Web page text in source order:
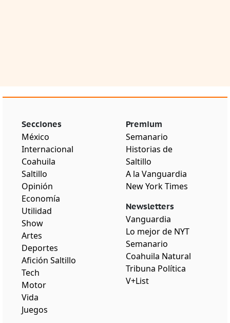
Secciones
México
Internacional
Coahuila
Saltillo
Opinión
Economía
Utilidad
Show
Artes
Deportes
Afición Saltillo
Tech
Motor
Vida
Juegos
Premium
Semanario
Historias de
Saltillo
A la Vanguardia
New York Times
Newsletters
Vanguardia
Lo mejor de NYT
Semanario
Coahuila Natural
Tribuna Política
V+List